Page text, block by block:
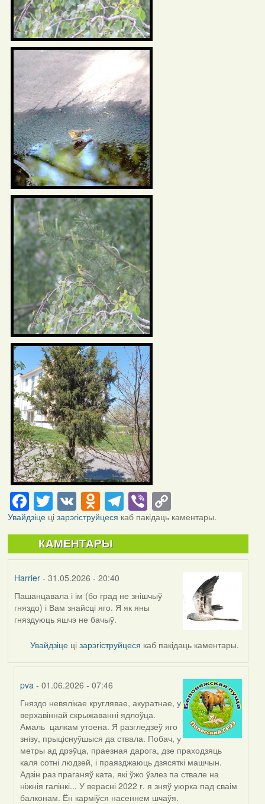
Facebook
Twitter
VKOdnoklassniki
Telegram
ViberCopy
Link
Увайдзіцеці зарэгіструйцеся каб пакідаць каментары.
КАМЕНТАРЫ
Harrier- 31.05.2026 - 20:40
Пашанцавала і ім (бо град не знішчыў
гняздо) і Вам знайсці яго. Я як яны
гняздуюць яшчэ не бачыў.
Увайдзіце цізарэгіструйцеся каб пакідаць каментары.
pva - 01.06.2026 - 07:46
In
reply
to
by
Harrier
Гняздо невялікае круглявае, акуратнае, у
верхавіннай скрыжаванні ядлоўца.
Амаль цалкам утоена. Я разгледзеў яго
знізу, прыціснуўшыся да ствала. Побач, у
метры ад дрэўца, праезная дарога, дзе праходзяць
каля сотні людзей, і праязджаюць дзясяткі машчын.
Адзін раз праганяў ката, які ўжо ўзлез па ствале на
ніжнія галінкі... У верасні 2022 г. я зняў уюрка пад сваім
балконам. Ён карміўся насеннем шчаўя.